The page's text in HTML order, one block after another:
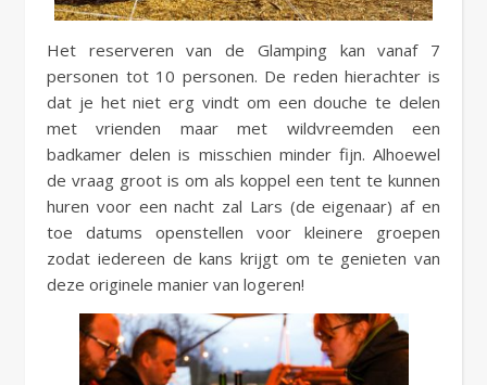
Het reserveren van de Glamping kan vanaf 7
personen tot 10 personen. De reden hierachter is
dat je het niet erg vindt om een douche te delen
met vrienden maar met wildvreemden een
badkamer delen is misschien minder fijn. Alhoewel
de vraag groot is om als koppel een tent te kunnen
huren voor een nacht zal Lars (de eigenaar) af en
toe datums openstellen voor kleinere groepen
zodat iedereen de kans krijgt om te genieten van
deze originele manier van logeren!